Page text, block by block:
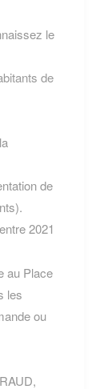
le
de
de
2021
au Place
les
ou